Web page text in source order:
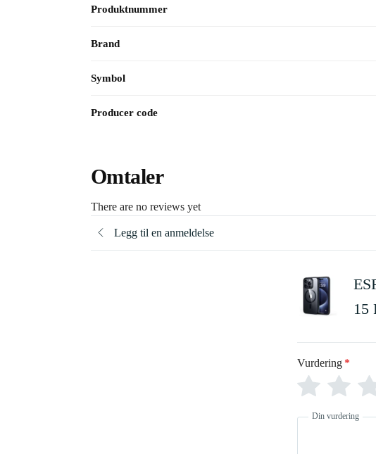
Produktnummer
Brand
Symbol
Producer code
Omtaler
There are no reviews yet
Legg til en anmeldelse
15
Vurdering *
Din vurdering